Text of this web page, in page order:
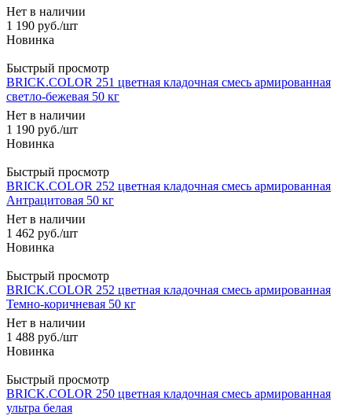
Нет в наличии
1 190 руб./шт
Быстрый просмотр
BRICK.COLOR 251 цветная кладочная смесь армированная
светло-бежевая 50 кг
Нет в наличии
1 190 руб./шт
Быстрый просмотр
BRICK.COLOR 252 цветная кладочная смесь армированная
Антрацитовая 50 кг
Нет в наличии
1 462 руб./шт
Быстрый просмотр
BRICK.COLOR 252 цветная кладочная смесь армированная
Темно-коричневая 50 кг
Нет в наличии
1 488 руб./шт
Быстрый просмотр
BRICK.COLOR 250 цветная кладочная смесь армированная
ультра белая